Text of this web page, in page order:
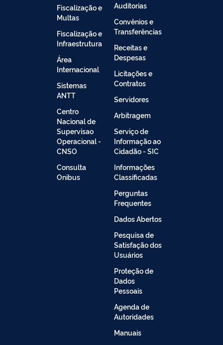
Fiscalização e
Multas
Fiscalização e
Infraestrutura
Área
Internacional
Sistemas
ANTT
Centro
Nacional de
Supervisao
Operacional -
CNSO
Consulta
Onibus
Auditorias
Convênios e
Transferências
Receitas e
Despesas
Licitações e
Contratos
Servidores
Arbitragem
Serviço de
Informação ao
Cidadão - SIC
Informações
Classificadas
Perguntas
Frequentes
Dados Abertos
Pesquisa de
Satisfação dos
Usuários
Proteção de
Dados
Pessoais
Agenda de
Autoridades
Manuais